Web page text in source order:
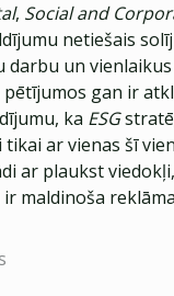
, Social and
netiešais
darbu un
gan ir
ka ESG
ar vienas šī
ar plaukst
maldinoša